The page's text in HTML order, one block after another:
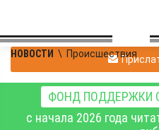
НОВОСТИ \ Происшествия
ФОНД ПОДДЕРЖКИ
с начала 2026 года